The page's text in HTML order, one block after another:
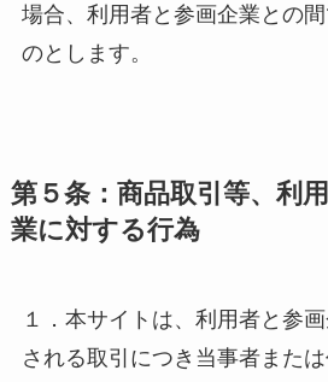
場合、利用者と参画企業との
のとします。
第５条：商品取引等、利
業に対する行為
１．本サイトは、利用者と参
される取引につき当事者また